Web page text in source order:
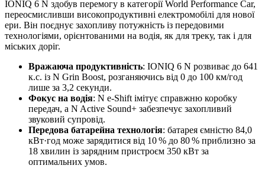
IONIQ 6 N здобув перемогу в категорії World Performance Car,
переосмисливши високопродуктивні електромобілі для нової
ери. Він поєднує захопливу потужність із передовими
технологіями, орієнтованими на водія, як для треку, так і для
міських доріг.
Вражаюча продуктивність: IONIQ 6 N розвиває до 641
к.с. із N Grin Boost, розганяючись від 0 до 100 км/год
лише за 3,2 секунди.
Фокус на водія: N e-Shift імітує справжню коробку
передач, а N Active Sound+ забезпечує захопливий
звуковий супровід.
Передова батарейна технологія: батарея ємністю 84,0
кВт·год може зарядитися від 10 % до 80 % приблизно за
18 хвилин із зарядним пристроєм 350 кВт за
оптимальних умов.